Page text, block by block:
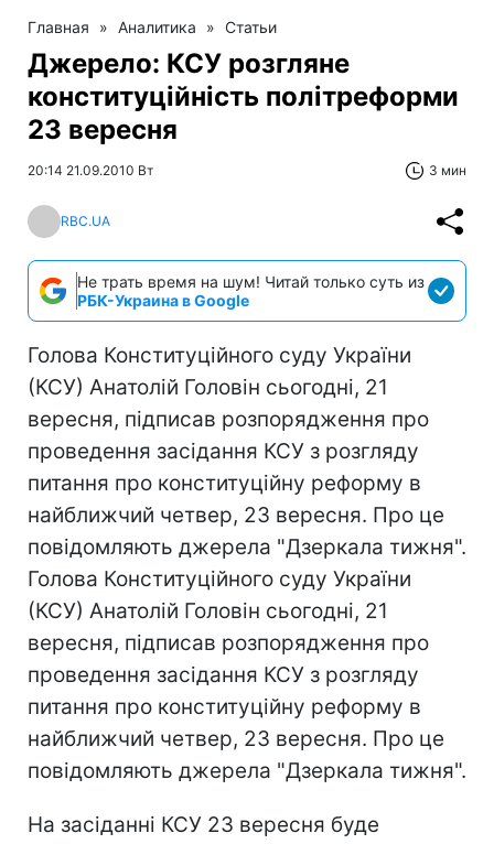
Главная » Аналитика » Статьи
Джерело: КСУ розгляне
конституційність політреформи
23 вересня
20:14 21.09.2010 Вт 3 мин
RBC.UA
Не трать время на шум! Читай только суть из
РБК-Украина в Google
Голова Конституційного суду України
(КСУ) Анатолій Головін сьогодні, 21
вересня, підписав розпорядження про
проведення засідання КСУ з розгляду
питання про конституційну реформу в
найближчий четвер, 23 вересня. Про це
повідомляють джерела "Дзеркала тижня".
Голова Конституційного суду України
(КСУ) Анатолій Головін сьогодні, 21
вересня, підписав розпорядження про
проведення засідання КСУ з розгляду
питання про конституційну реформу в
найближчий четвер, 23 вересня. Про це
повідомляють джерела "Дзеркала тижня".
На засіданні КСУ 23 вересня буде